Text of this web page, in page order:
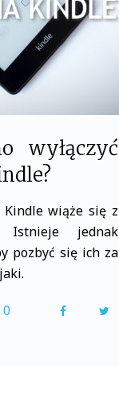
wyłączyć
wiąże się z
Istnieje jednak
pozbyć się ich za
0
F